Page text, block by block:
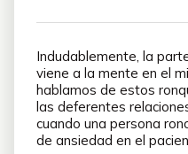
Indudablemente, la
viene a la mente en el
hablamos de estos
las deferentes
cuando una persona
de ansiedad en el